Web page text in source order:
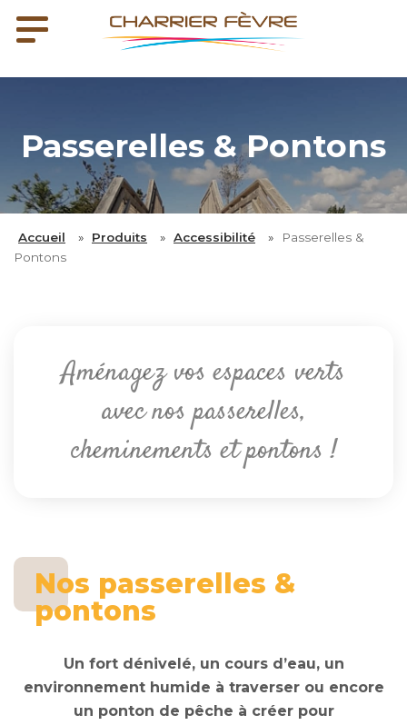
Passerelles & Pontons
Accueil » Produits » Accessibilité »
Passerelles &
Pontons
Aménagez vos espaces verts
avec nos passerelles,
cheminements et pontons !
Nos passerelles &
pontons
Un fort dénivelé, un cours d’eau, un
environnement humide à traverser ou encore
un ponton de pêche à créer pour